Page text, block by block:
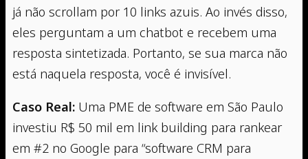
já não scrollam por 10 links azuis. Ao invés disso,
eles perguntam a um chatbot e recebem uma
resposta sintetizada. Portanto, se sua marca não
está naquela resposta, você é invisível.
Caso Real: Uma PME de software em São Paulo
investiu R$ 50 mil em link building para rankear
em #2 no Google para “software CRM para